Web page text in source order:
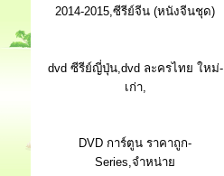
2014-2015,ซีรีย์จีน (หนังจีนชุด)
dvd ซีรีย์ญี่ปุ่น,dvd ละครไทย ใหม่-
เก่า,
DVD การ์ตูน ราคาถูก-
Series,จำหน่าย